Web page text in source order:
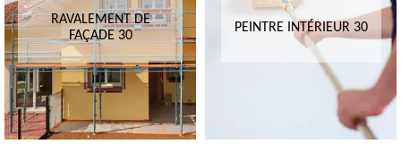
RAVALEMENT DE
FAÇADE 30
PEINTRE INTÉRIEUR 30